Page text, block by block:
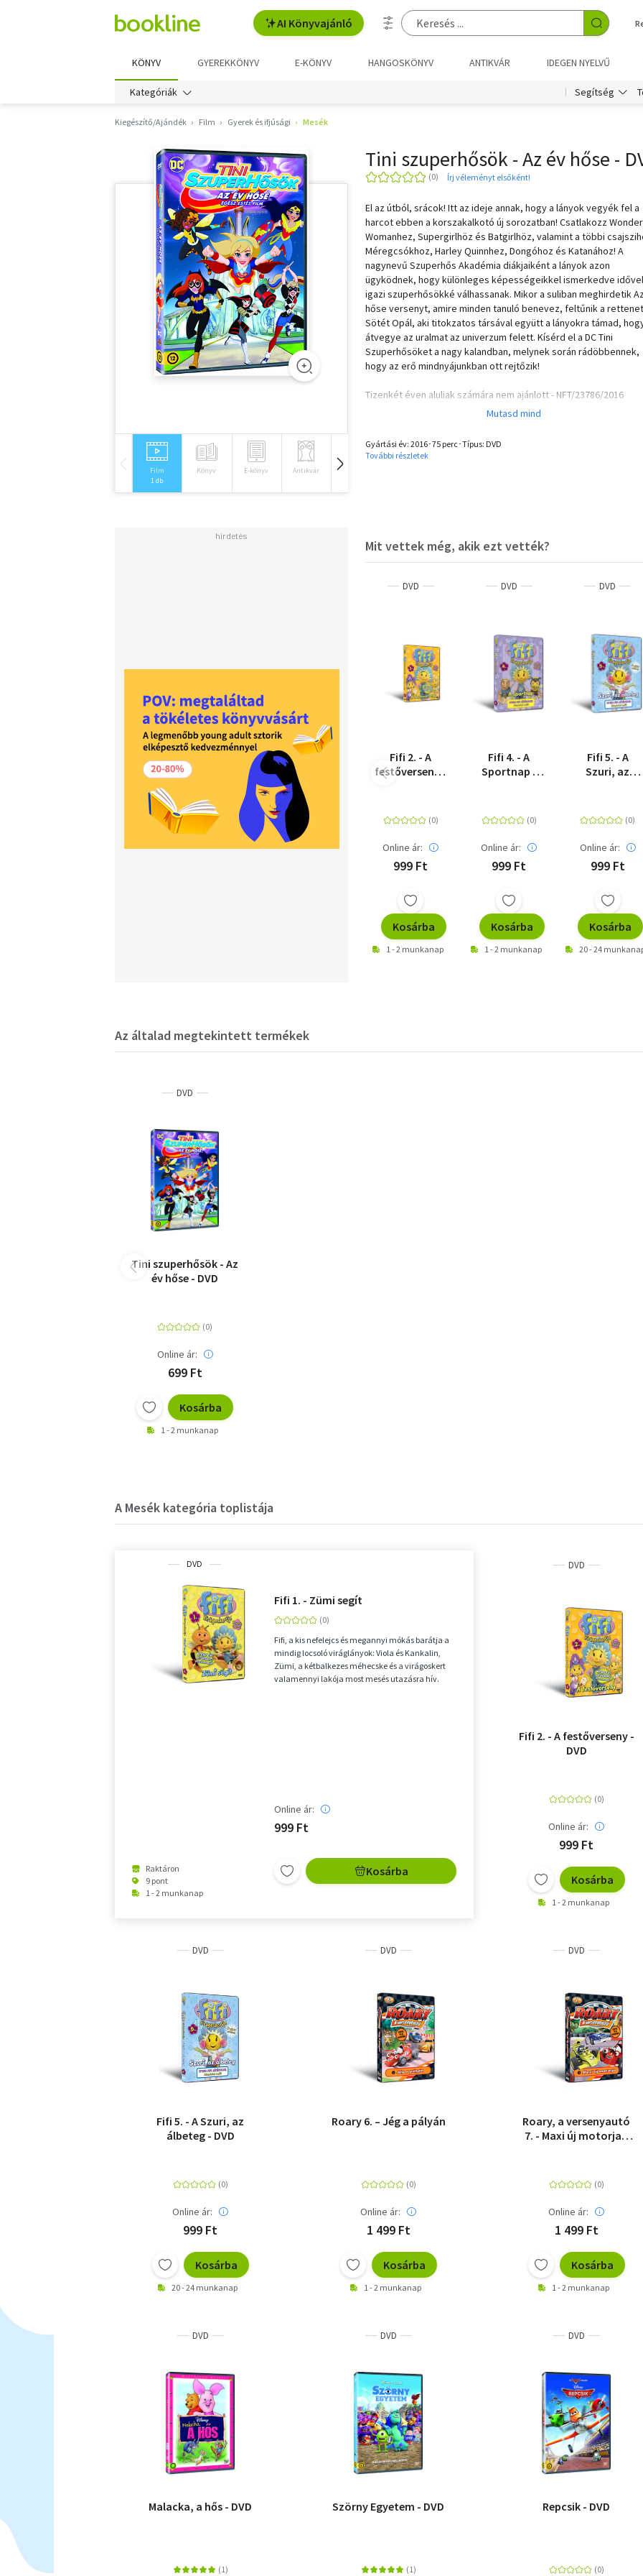
AI Könyvajánló
KÖNYV GYEREKKÖNYV E-KÖNYV HANGOSKÖNYV ANTIKVÁR IDEGEN NYELVŰ
Kategóriák Segítség
Kiegészítő/Ajándék Film Gyerek és ifjúsági Mesék
Film
1 db
Könyv E-könyv Antikvár Idegen nyelvű
Tini szuperhősök - Az év hőse -
Írj véleményt elsőként!
El az útból, srácok! Itt az ideje annak, hogy a lányok vegyék fel a
harcot ebben a korszakalkotó új sorozatban! Csatlakozz Wonder
Womanhez, Supergirlhöz és Batgirlhöz, valamint a többi
Méregcsókhoz, Harley Quinnhez, Dongóhoz és Katanához! A
nagynevű Szuperhős Akadémia diákjaiként a lányok azon
ügyködnek, hogy különleges képességeikkel ismerkedve idővel
igazi szuperhősökké válhassanak. Mikor a suliban meghirdetik
hőse versenyt, amire minden tanuló benevez, feltűnik a
Sötét Opál, aki titokzatos társával együtt a lányokra támad,
átvegye az uralmat az univerzum felett. Kísérd el a DC Tini
Szuperhősöket a nagy kalandban, melynek során rádöbbennek,
hogy az erő mindnyájunkban ott rejtőzik!
Tizenkét éven aluliak számára nem ajánlott - NFT/23786/2016
Gyártási év: 2016･75 perc･Típus: DVD
További részletek
Mit vettek még, akik ezt vették?
DVD
Fifi 2. - A
festőverseny -
Online ár:
999 Ft
Kosárba
1 - 2 munkanap
DVD
Fifi 4. - A
Sportnap -
Online ár:
999 Ft
Kosárba
1 - 2 munkanap
DVD
Fifi 5. - A
Szuri, az
Online ár:
999 Ft
Kosárba
20 - 24
Az általad megtekintett termékek
DVD
Tini szuperhősök - Az
év hőse - DVD
Online ár:
699 Ft
Kosárba
1 - 2 munkanap
A Mesék kategória toplistája
DVD
Raktáron
9 pont
1 - 2 munkanap
Fifi 1. - Zümi segít
Fifi, a kis nefelejcs és megannyi mókás barátja a
mindig locsoló viráglányok: Viola és Kankalin,
Zümi, a kétbalkezes méhecske és a virágoskert
valamennyi lakója most mesés utazásra hív.
Online ár:
999 Ft
Kosárba
DVD
Fifi 2. - A festőverseny -
DVD
Online ár:
999 Ft
Kosárba
1 - 2 munkanap
DVD
Fifi 5. - A Szuri, az
álbeteg - DVD
Online ár:
999 Ft
Kosárba
20 - 24 munkanap
DVD
Roary 6. – Jég a pályán
Online ár:
1 499 Ft
Kosárba
1 - 2 munkanap
DVD
Roary, a versenyautó
7. - Maxi új motorja -
Online ár:
1 499 Ft
Kosárba
1 - 2 munkanap
DVD
Malacka, a hős - DVD
DVD
Szörny Egyetem - DVD
DVD
Repcsik - DVD